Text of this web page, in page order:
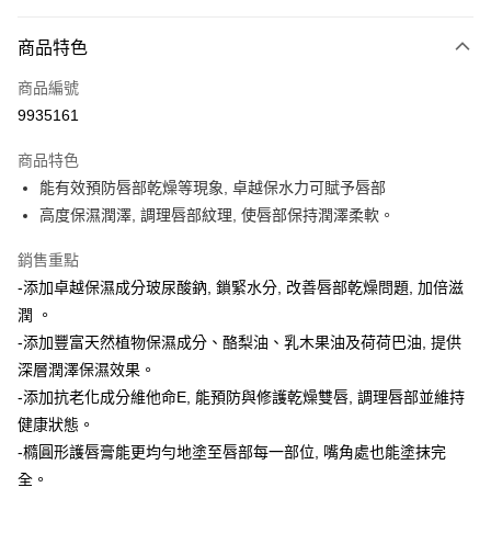
超商取貨付款
LINE Pay
街口支付
悠遊付
Google Pay
AFTEE先享後付
相關說明
【關於「AFTEE先享後付」】
AFTEE先享後付是「在收到商品之後才付款」的支付方式。 讓您購物簡單
１．簡單：不需註冊會員、不需綁卡、不需儲值。
２．便利：只要手機號碼，簡訊認證，即可結帳。
３．安心：先確認商品／服務後，再付款。
【「AFTEE先享後付」結帳流程】
即享券
運送方式
全家取貨付款
每筆NT$65，滿NT$390(含以上)免運費
商品特色
商品編號
9935161
商品特色
能有效預防唇部乾燥等現象, 卓越保水力可賦予唇部
高度保濕潤澤, 調理唇部紋理, 使唇部保持潤澤柔軟。
銷售重點
-添加卓越保濕成分玻尿酸鈉, 鎖緊水分, 改善唇部乾燥問題, 加倍滋
潤 。
-添加豐富天然植物保濕成分、酪梨油、乳木果油及荷荷巴油, 提供
深層潤澤保濕效果。
-添加抗老化成分維他命E, 能預防與修護乾燥雙唇, 調理唇部並維持
健康狀態。
-橢圓形護唇膏能更均勻地塗至唇部每一部位, 嘴角處也能塗抹完
全。